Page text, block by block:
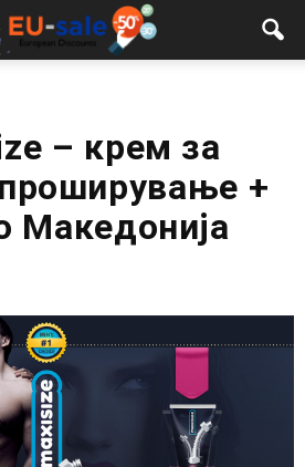
– крем за
+
Македонија